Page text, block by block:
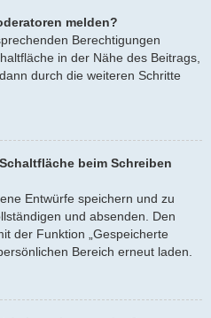
melden?
Berechtigungen
in der Nähe des Beitrags,
durch die weiteren Schritte
beim Schreiben
Entwürfe speichern und zu
und absenden. Den
der Funktion „Gespeicherte
Bereich erneut laden.